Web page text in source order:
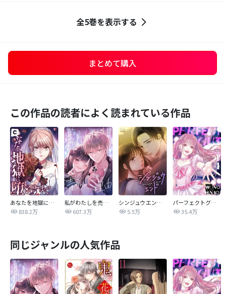
全5巻を表示する
まとめて購入
この作品の読者によく読まれている作品
あなたを地獄に堕とすまで
838.2万
私がわたしを売る理由
607.3万
シンジュウエンド【タテヨミ】
5.5万
パーフェクトグリッター
35.4万
同じジャンルの人気作品